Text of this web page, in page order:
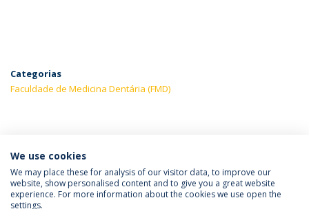
Categorias
Faculdade de Medicina Dentária (FMD)
ÚLTIMAS NOTÍCIAS
Política de Privacidade
Termos & Condições
We use cookies
We may place these for analysis of our visitor data, to improve our
website, show personalised content and to give you a great website
experience. For more information about the cookies we use open the
settings.